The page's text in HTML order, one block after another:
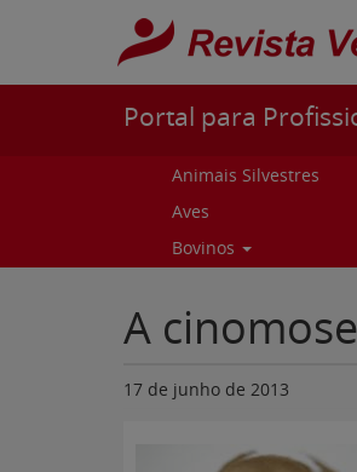
Pular para o conteúdo
Portal para
Animais Silvestres
Aves
Bovinos
A
17 de junho de 2013